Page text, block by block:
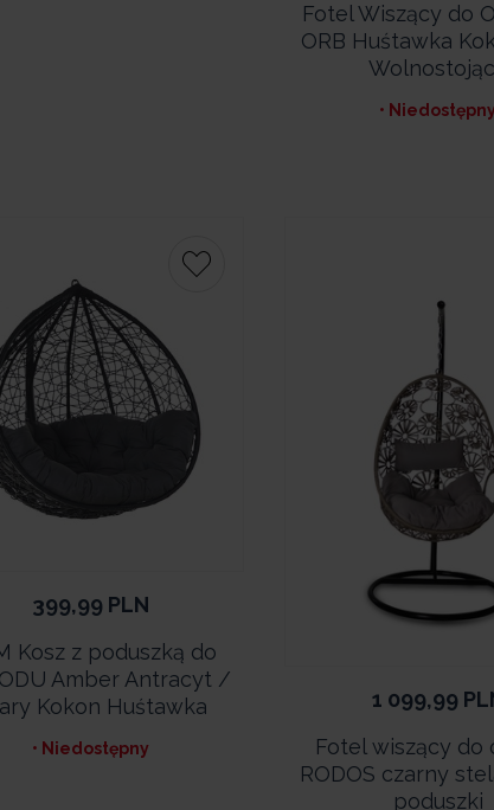
Fotel Wiszący do
ORB Huśtawka
• Niedostępny
399,99 PLN
Kosz z poduszką do
Amber Antracyt /
Kokon Huśtawka
• Niedostępny
1 099,99
Fotel wiszący do
RODOS czarny
poduszki